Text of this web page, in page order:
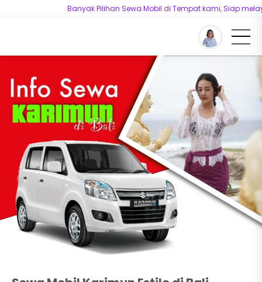
Banyak Pilihan Sewa Mobil di Tempat kami, Siap
Beranda/Sewa Mobil Bali/Sewa Mobil Karimun Estilo di Bali